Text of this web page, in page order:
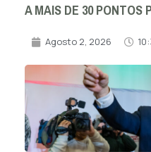
A MAIS DE 30 PONTOS
Agosto 2, 2026